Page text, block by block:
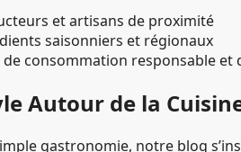
et artisans de proximité
saisonniers et régionaux
de consommation responsable et
Autour de la
gastronomie, notre blog